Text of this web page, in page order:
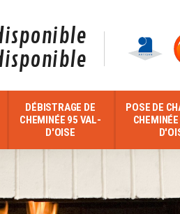
DÉBISTRAGE DE
CHEMINÉE 95 VAL-
D'OISE
POSE DE